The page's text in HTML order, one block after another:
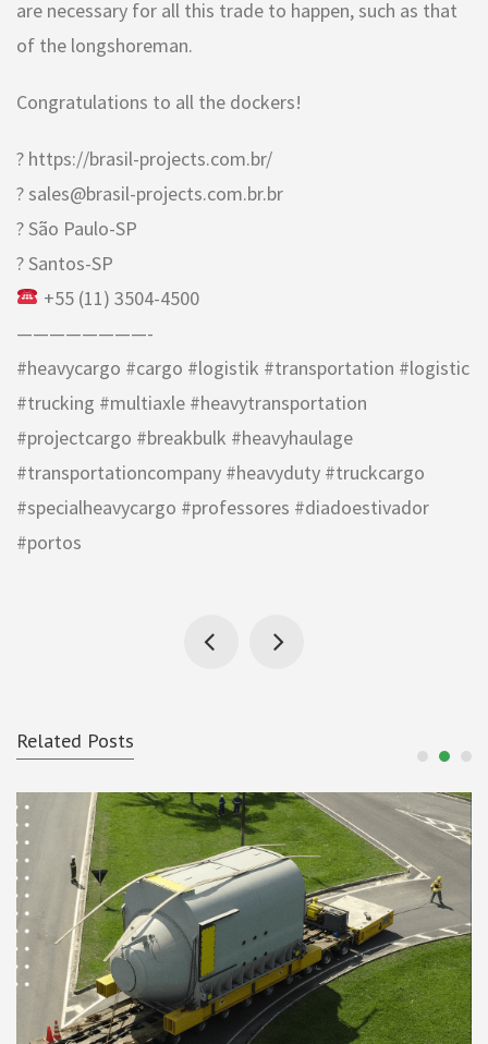
are necessary for all this trade to happen, such as that
of the longshoreman.
Congratulations to all the dockers!
? https://brasil-projects.com.br/
? sales@brasil-projects.com.br.br
? São Paulo-SP
? Santos-SP
+55 (11) 3504-4500
————————-
#heavycargo #cargo #logistik #transportation #logistic
#trucking #multiaxle #heavytransportation
#projectcargo #breakbulk #heavyhaulage
#transportationcompany #heavyduty #truckcargo
#specialheavycargo #professores #diadoestivador
#portos
Related Posts